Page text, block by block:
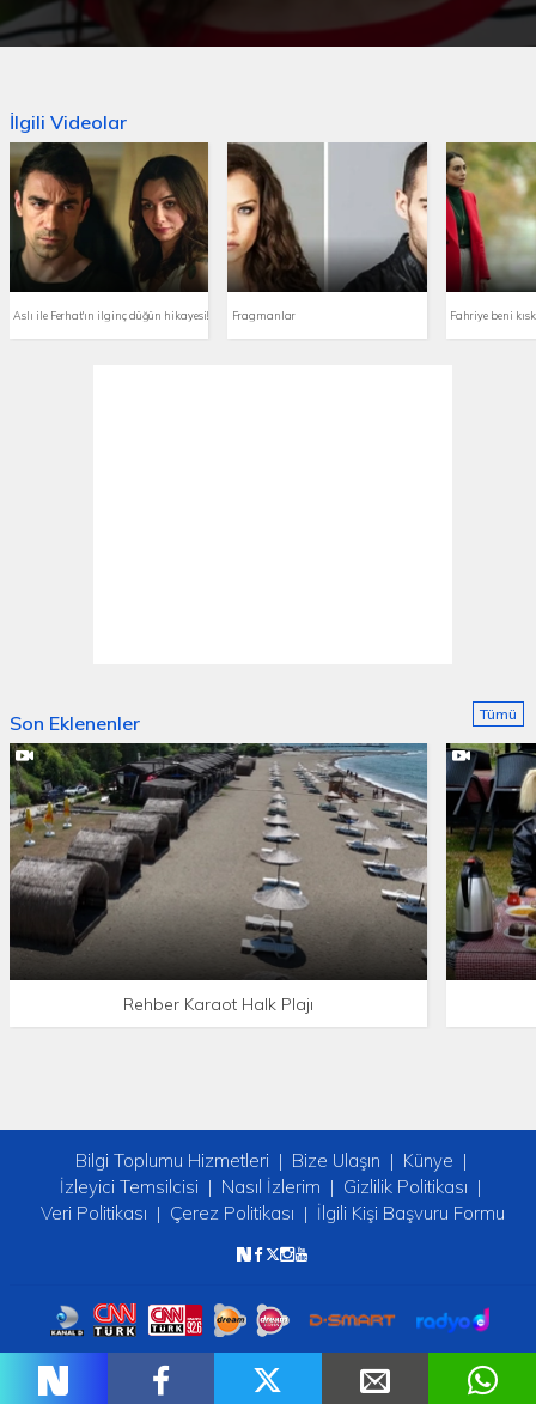
İlgili Videolar
Aslı ile Ferhat'ın ilginç düğün hikayesi! Fragmanlar Fahriye beni
Son Eklenenler
Rehber Karaot Halk Plajı
Tümü
Bilgi Toplumu Hizmetleri Bize Ulaşın
Künye
İzleyici Temsilcisi
Nasıl İzlerim
Gizlilik Politikası
Veri Politikası
Çerez Politikası İlgili Kişi Başvuru Formu